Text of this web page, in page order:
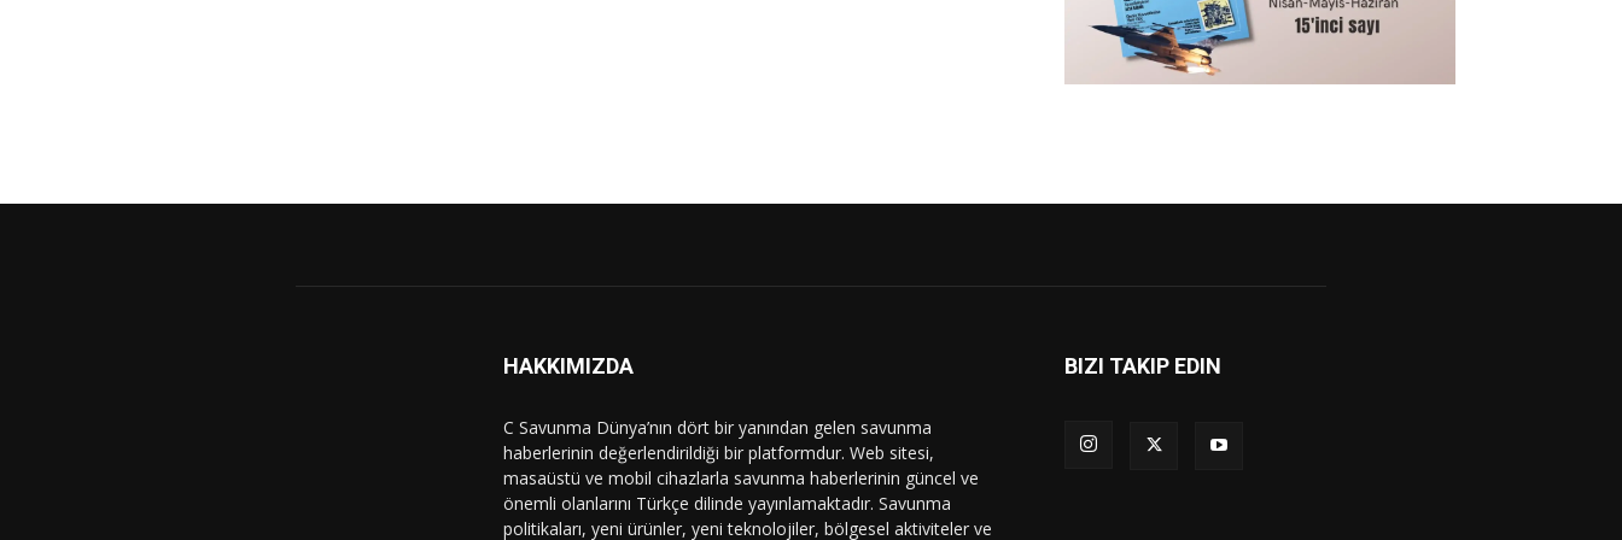
HAKKIMIZDA
C Savunma Dünya’nın dört bir yanından gelen savunma
haberlerinin değerlendirildiği bir platformdur. Web sitesi,
masaüstü ve mobil cihazlarla savunma haberlerinin güncel ve
önemli olanlarını Türkçe dilinde yayınlamaktadır. Savunma
politikaları, yeni ürünler, yeni teknolojiler, bölgesel aktiviteler ve
BIZI TAKIP EDIN